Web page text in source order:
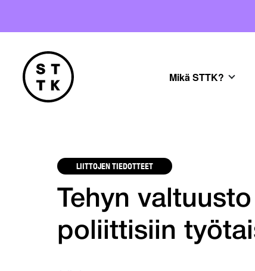
Mikä STTK?
LIITTOJEN TIEDOTTEET
Tehyn
poliittisiin